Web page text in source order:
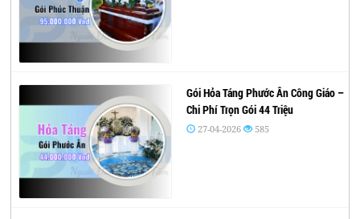
Gói Hỏa Táng Phước Ân Công Giáo –
Chi Phí Trọn Gói 44 Triệu
27-04-2026 585